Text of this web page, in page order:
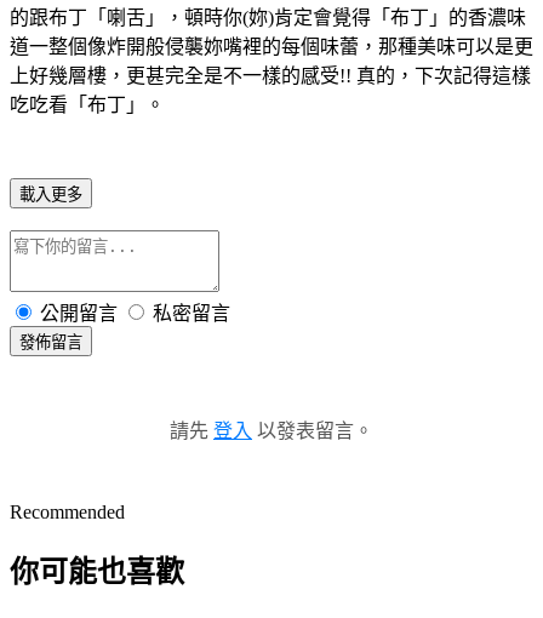
的跟布丁「喇舌」，頓時你(妳)肯定會覺得「布丁」的香濃味
道一整個像炸開般侵襲妳嘴裡的每個味蕾，那種美味可以是更
上好幾層樓，更甚完全是不一樣的感受!! 真的，下次記得這樣
吃吃看「布丁」。
載入更多
公開留言 私密留言
發佈留言
請先 登入 以發表留言。
Recommended
你可能也喜歡